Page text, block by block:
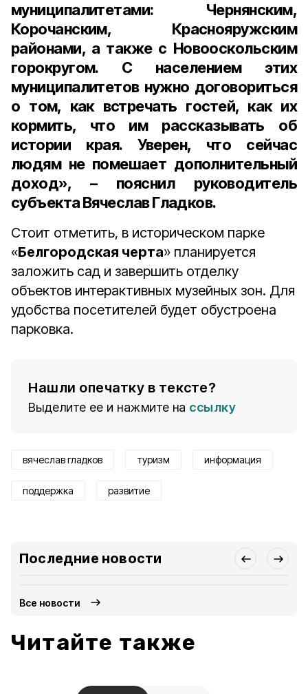
муниципалитетами: Чернянским,
Корочанским, Краснояружским
районами, а также с Новооскольским
горокругом. С населением этих
муниципалитетов нужно договориться
о том, как встречать гостей, как их
кормить, что им рассказывать об
истории края. Уверен, что сейчас
людям не помешает дополнительный
доход», – пояснил руководитель
субъекта Вячеслав Гладков.
Стоит отметить, в историческом парке
«Белгородская черта» планируется
заложить сад и завершить отделку
объектов интерактивных музейных зон. Для
удобства посетителей будет обустроена
парковка.
Нашли опечатку в тексте?
Выделите ее и нажмите на ссылку
вячеслав гладков туризм информация
поддержка развитие
Последние новости
Все новости
Читайте также